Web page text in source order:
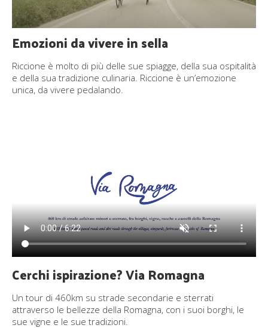
Emozioni da vivere in sella
Riccione è molto di più delle sue spiagge, della sua ospitalità
e della sua tradizione culinaria. Riccione è un’emozione
unica, da vivere pedalando.
Cerchi ispirazione? Via Romagna
Un tour di 460km su strade secondarie e sterrati
attraverso le bellezze della Romagna, con i suoi borghi, le
sue vigne e le sue tradizioni.